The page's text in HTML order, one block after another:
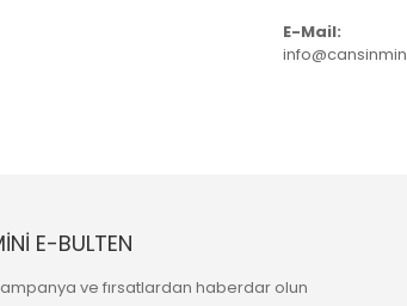
E-Mail:
E-BULTEN
ve fırsatlardan haberdar olun